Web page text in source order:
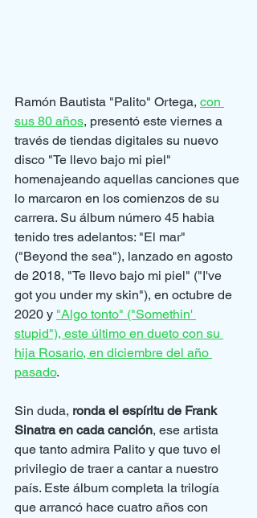
Ramón Bautista "Palito" Ortega, con
sus 80 años, presentó este viernes a
través de tiendas digitales su nuevo
disco "Te llevo bajo mi piel"
homenajeando aquellas canciones que
lo marcaron en los comienzos de su
carrera. Su álbum número 45 habia
tenido tres adelantos: "El mar"
("Beyond the sea"), lanzado en agosto
de 2018, "Te llevo bajo mi piel" ("I've
got you under my skin"), en octubre de
2020 y "Algo tonto" ("Somethin'
stupid"), este último en dueto con su
hija Rosario, en diciembre del año
pasado.
Sin duda, ronda el espíritu de Frank
Sinatra en cada canción, ese artista
que tanto admira Palito y que tuvo el
privilegio de traer a cantar a nuestro
país. Este álbum completa la trilogía
que arrancó hace cuatro años con